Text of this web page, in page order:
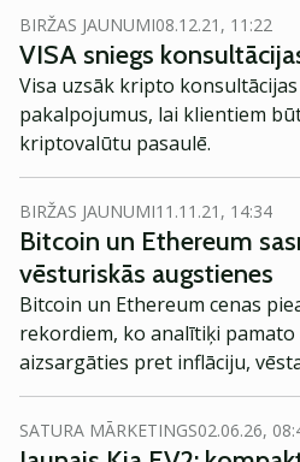
nekā 200 miljoniem cilvēku
kādi citi ieguldījumi blokķēdes
Bitkoins kļuvis “pārāk liels, lai
BIRŽAS JAUNUMI08.12.21, 11:22
VISA sniegs
Visa uzsāk kripto
pakalpojumus, lai klientiem
kriptovalūtu pasaulē.
BIRŽAS JAUNUMI11.11.21, 14:34
Bitcoin un Ethereum
vēsturiskās augstienes
Bitcoin un Ethereum cenas
rekordiem, ko analītiķi
aizsargāties pret inflāciju,
SATURA MĀRKETINGS02.06.26,